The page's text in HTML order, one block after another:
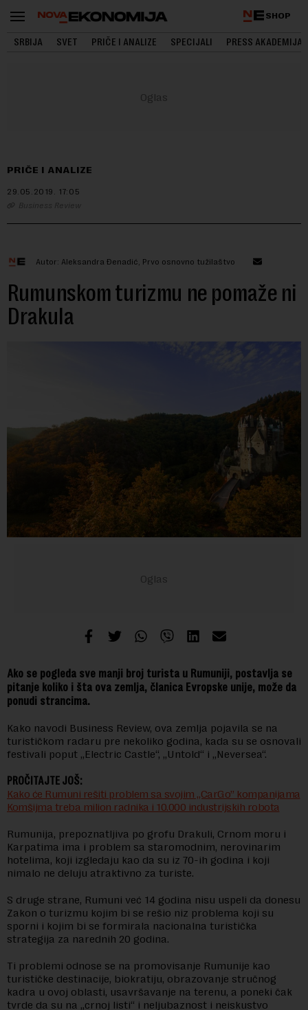
SHOP
SRBIJA SVET PRIČE I ANALIZE SPECIJALI PRESS AKADEMIJA
PRIČE I ANALIZE
29.05.2019. 17:05
Business Review
Autor: Aleksandra Đenadić, Prvo osnovno tužilaštvo
Rumunskom turizmu ne pomaže ni
Drakula
Ako se pogleda sve manji broj turista u Rumuniji, postavlja se
pitanje koliko i šta ova zemlja, članica Evropske unije, može da
ponudi strancima.
Kako navodi Business Review, ova zemlja pojavila se na
turističkom radaru pre nekoliko godina, kada su se osnovali
festivali poput „Electric Castle“, „Untold“ i „Neversea“.
PROČITAJTE JOŠ:
Kako će Rumuni rešiti problem sa svojim „CarGo” kompanijama
Komšijma treba milion radnika i 10.000 industrijskih robota
Rumunija, prepoznatljiva po grofu Drakuli, Crnom moru i
Karpatima ima i problem sa staromodnim, nerovinarim
hotelima, koji izgledaju kao da su iz 70-ih godina i koji
nimalo ne deluju atraktivno za turiste.
S druge strane, Rumuni već 14 godina nisu uspeli da donesu
Zakon o turizmu kojim bi se rešio niz problema koji su
sporni i kojim bi se formirala nacionalna turistička
strategija za narednih 20 godina.
Ti problemi odnose se na promovisanje Rumunije kao
turističke destinacije, biokratiju, obrazovanje stručnog
kadra u ovoj oblasti, usavršavanje na terenu, a poneki čak
tvrde da su na „crnoj listi“ i neljubaznost i neiskustvo